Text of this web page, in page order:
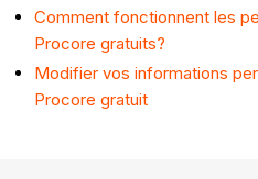
Comment fonctionnent les
Procore gratuits?
Modifier vos informations
Procore gratuit